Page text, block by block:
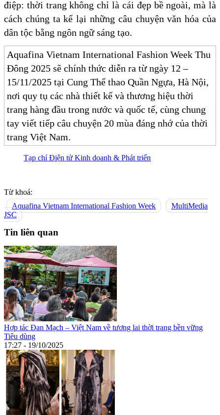
điệp: thời trang không chỉ là cái đẹp bề ngoài, mà là
cách chúng ta kể lại những câu chuyện văn hóa của
dân tộc bằng ngôn ngữ sáng tạo.
Aquafina Vietnam International Fashion Week Thu
Đông 2025 sẽ chính thức diễn ra từ ngày 12 –
15/11/2025 tại Cung Thể thao Quần Ngựa, Hà Nội,
nơi quy tụ các nhà thiết kế và thương hiệu thời
trang hàng đầu trong nước và quốc tế, cùng chung
tay viết tiếp câu chuyện 20 mùa đáng nhớ của thời
trang Việt Nam.
Tạp chí Điện tử Kinh doanh & Phát triển
Từ khoá:
Aquafina Vietnam International Fashion Week
MultiMedia
JSC
Tin liên quan
Hợp tác Đan Mạch – Việt Nam về tương lai thời trang bền vững
Tiêu dùng
17:27 - 19/10/2025